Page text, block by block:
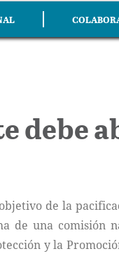
debe
de la
de una
y la